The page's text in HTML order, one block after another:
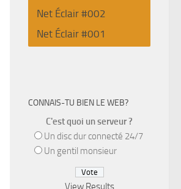
Net Éclair #002
Net Éclair #001
CONNAIS-TU BIEN LE WEB?
C'est quoi un serveur ?
Un disc dur connecté 24/7
Un gentil monsieur
View Results